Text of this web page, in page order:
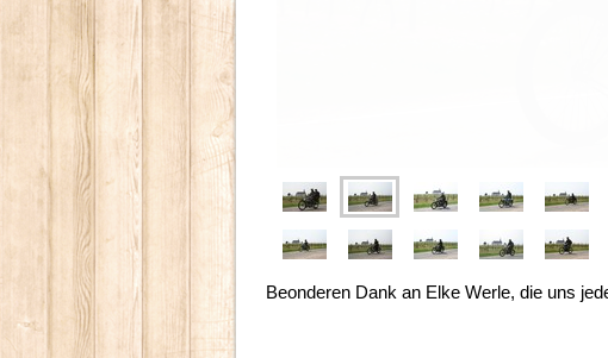
Beonderen Dank an Elke Werle, die uns